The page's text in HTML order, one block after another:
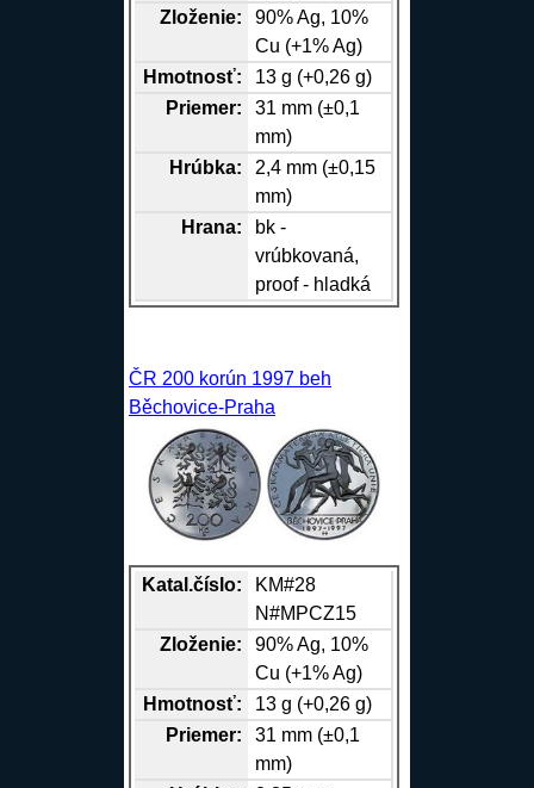
Zloženie:
90%Ag, 10%
Cu (+1%Ag)
Hmotnosť:
13 g (+0,26 g)
Priemer:
31 mm (±0,1
mm)
Hrúbka:
2,4 mm (±0,15
mm)
Hrana:
bk -
vrúbkovaná,
proof - hladká
ČR 200 korún 1997 beh
Běchovice-Praha
Katal.číslo:
KM#28
N#MPCZ15
Zloženie:
90%Ag, 10%
Cu (+1%Ag)
Hmotnosť:
13 g (+0,26 g)
Priemer:
31 mm (±0,1
mm)